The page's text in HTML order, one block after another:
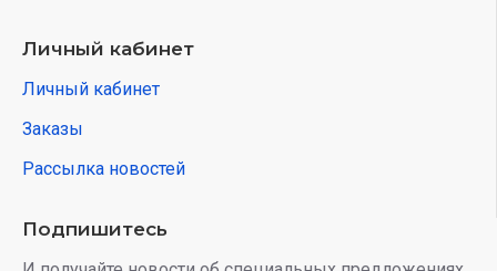
Личный кабинет
Личный кабинет
Заказы
Рассылка новостей
Подпишитесь